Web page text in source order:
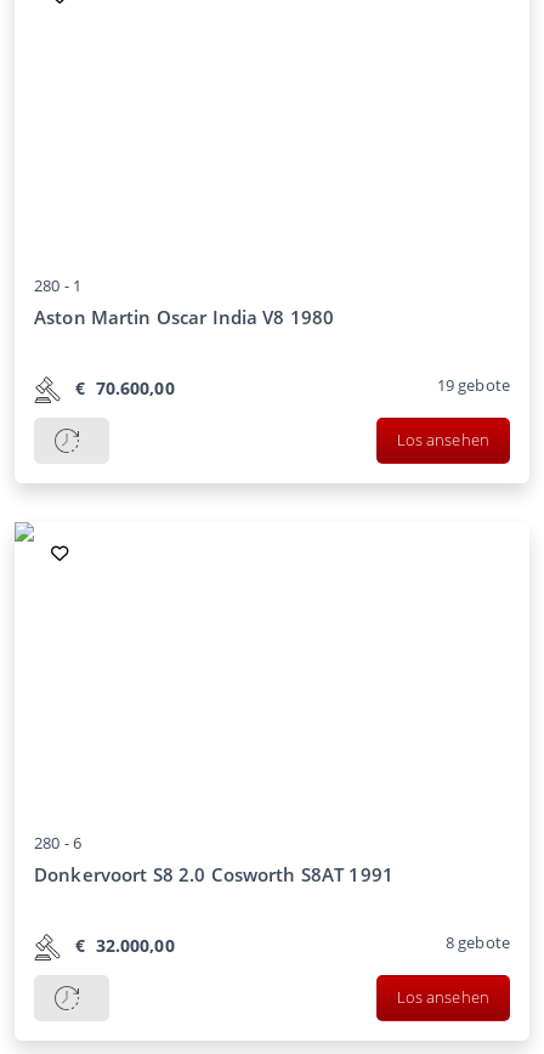
280 - 1
Aston Martin Oscar India V8 1980
€ 70.600,00 19gebote
Los ansehen
280 -6
Donkervoort S8 2.0 Cosworth S8AT 1991
€ 32.000,00 8gebote
Los ansehen